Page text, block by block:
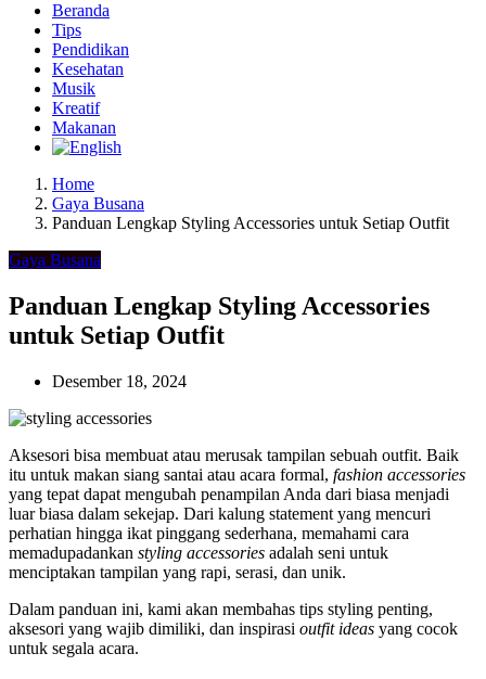
Beranda
Tips
Pendidikan
Kesehatan
Musik
Kreatif
Makanan
Home
Gaya Busana
Panduan Lengkap Styling Accessories untuk Setiap Outfit
Gaya Busana
Panduan Lengkap Styling Accessories
untuk Setiap Outfit
Desember 18, 2024
Aksesori bisa membuat atau merusak tampilan sebuah outfit. Baik
itu untuk makan siang santai atau acara formal, fashion accessories
yang tepat dapat mengubah penampilan Anda dari biasa menjadi
luar biasa dalam sekejap. Dari kalung statement yang mencuri
perhatian hingga ikat pinggang sederhana, memahami cara
memadupadankan styling accessories adalah seni untuk
menciptakan tampilan yang rapi, serasi, dan unik.
Dalam panduan ini, kami akan membahas tips styling penting,
aksesori yang wajib dimiliki, dan inspirasi outfit ideas yang cocok
untuk segala acara.